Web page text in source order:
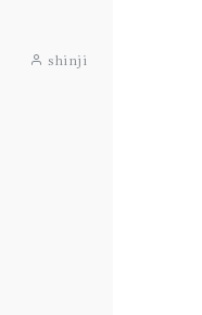
shinji